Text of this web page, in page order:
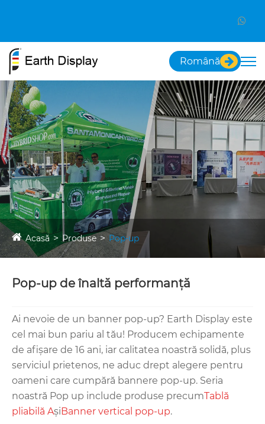
Română
Acasă Produse Pop-up
Pop-up de înaltă performanță
Ai nevoie de un banner pop-up? Earth Display este
cel mai bun pariu al tău! Producem echipamente
de afișare de 16 ani, iar calitatea noastră solidă, plus
serviciul prietenos, ne aduc drept alegere pentru
oameni care cumpără bannere pop-up. Seria
noastră Pop up include produse precumTablă
pliabilă AşiBanner vertical pop-up.